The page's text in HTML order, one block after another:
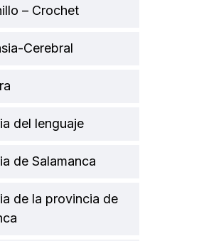
– Crochet
Cerebral
del lenguaje
de Salamanca
de la provincia de